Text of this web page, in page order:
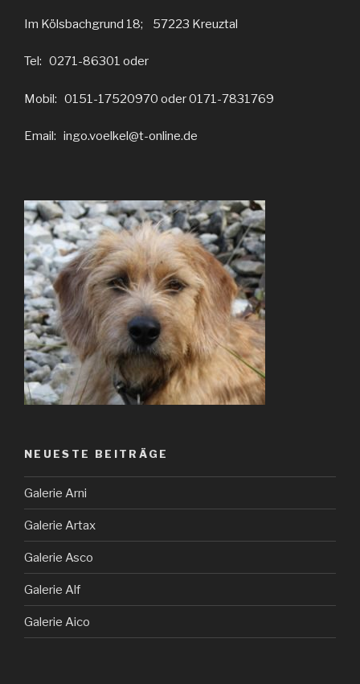
Im Kölsbachgrund 18; 57223 Kreuztal
Tel: 0271-86301 oder
Mobil: 0151-17520970 oder 0171-7831769
Email: ingo.voelkel@t-online.de
NEUESTE BEITRÄGE
Galerie Arni
Galerie Artax
Galerie Asco
Galerie Alf
Galerie Aico